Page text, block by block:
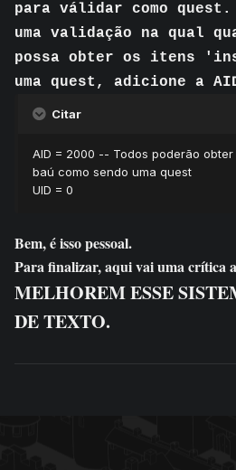
para válidar como
uma validação na qual
possa obter os itens
uma quest, adicione a
Citar
AID = 2000 -- Todos poderão
baú como sendo uma quest
UID = 0
Bem, é isso pessoal.
Para finalizar, aqui vai uma crítica
MELHOREM ESSE
DE TEXTO.